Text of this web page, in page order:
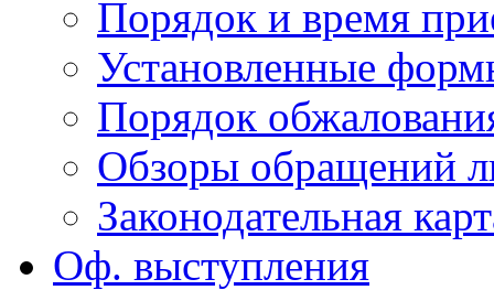
Порядок и время
Установленные
Порядок
Обзоры обращений
Законодательная
Оф. выступления